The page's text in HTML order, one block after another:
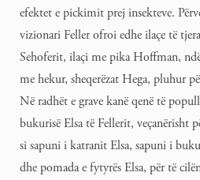
efektet e pickimit prej insekteve.
vizionari Feller ofroi edhe ilaçe të
Sehoferit, ilaçi me pika Hoffman,
me hekur, sheqerëzat Hega, pluhur
Në radhët e grave kanë qenë të
bukurisë Elsa të Fellerit, veçanërisht
si sapuni i katranit Elsa, sapuni i
dhe pomada e fytyrës Elsa, për të